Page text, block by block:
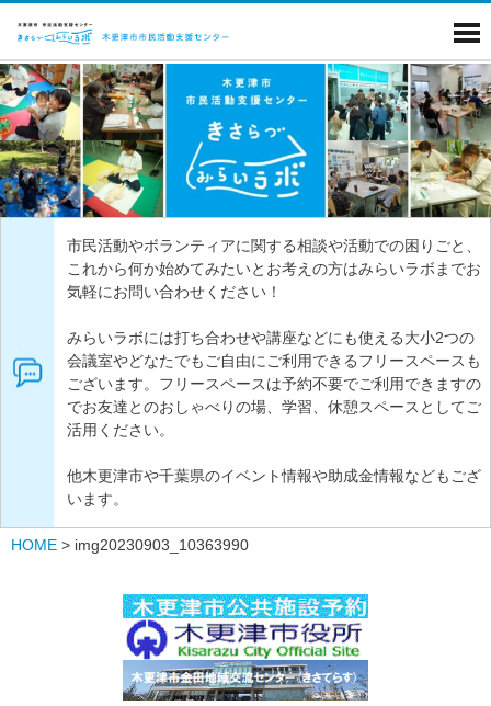
市民活動やボランティアに関する相談や活動での困りごと、
これから何か始めてみたいとお考えの方はみらいラボまでお
気軽にお問い合わせください！
みらいラボには打ち合わせや講座などにも使える大小2つの
会議室やどなたでもご自由にご利用できるフリースペースも
ございます。フリースペースは予約不要でご利用できますの
でお友達とのおしゃべりの場、学習、休憩スペースとしてご
活用ください。
他木更津市や千葉県のイベント情報や助成金情報などもござ
います。
HOME > img20230903_10363990